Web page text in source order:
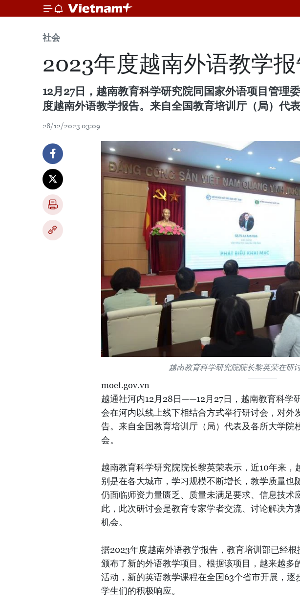
社会
2023年度越南外语教学
12月27日，越南教育科学研究院同国家外语项目管理
度越南外语教学报告。来自全国教育培训厅（局）代
28/12/2023 03:09
越南教育科学研究院院长黎英荣在研
moet.gov.vn
越通社河内12月28日——12月27日，越南教育科学
会在河内以线上线下相结合方式举行研讨会，对外
告。来自全国教育培训厅（局）代表及各所大学院
会。
越南教育科学研究院院长黎英荣表示，近10年来
别是在各大城市，学习规模不断增长，教学质量也
仍面临师资力量匮乏、质量未满足要求、信息技术
此，此次研讨会是教育专家学者交流、讨论解决方
机会。
据2023年度越南外语教学报告，教育培训部已经
颁布了新的外语教学项目。根据该项目，越来越多
活动，新的英语教学课程在全国63个省市开展，
学生们的积极响应。